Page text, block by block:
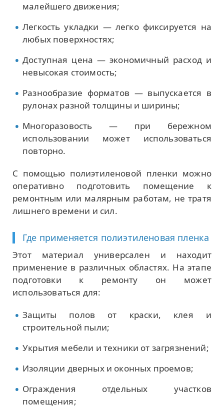
малейшего движения;
Легкость укладки — легко фиксируется на
любых поверхностях;
Доступная цена — экономичный расход и
невысокая стоимость;
Разнообразие форматов — выпускается в
рулонах разной толщины и ширины;
Многоразовость — при бережном
использовании может использоваться
повторно.
С помощью полиэтиленовой пленки можно
оперативно подготовить помещение к
ремонтным или малярным работам, не тратя
лишнего времени и сил.
Где применяется полиэтиленовая пленка
Этот материал универсален и находит
применение в различных областях. На этапе
подготовки к ремонту он может
использоваться для:
Защиты полов от краски, клея и
строительной пыли;
Укрытия мебели и техники от загрязнений;
Изоляции дверных и оконных проемов;
Ограждения отдельных участков
помещения;